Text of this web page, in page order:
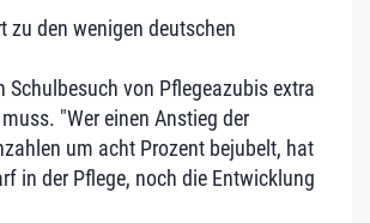
zu den wenigen deutschen
Schulbesuch von Pflegeazubis extra
"Wer einen Anstieg der
um acht Prozent bejubelt, hat
in der Pflege, noch die Entwicklung